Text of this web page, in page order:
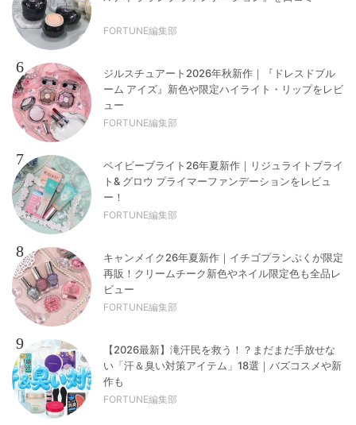
FORTUNE編集部
6
ジルスチュアート2026年秋新作｜『ドレスドブル
ーム アイズ』新色や限定ハイライト・リップをレビ
ュー
FORTUNE編集部
7
ベイビーブライト26年夏新作｜リジュライトブライ
ト& グロウ プライマーファンデーションをレビュ
ー！
FORTUNE編集部
8
キャンメイク26年夏新作｜イチゴプランぷくが限定
再販！クリームチーク新色やネイル限定色も全品レ
ビュー
FORTUNE編集部
9
【2026最新】滝汗民を救う！？まだまだ手放せな
い「汗＆臭い対策アイテム」18選｜バズコスメや新
作も
FORTUNE編集部